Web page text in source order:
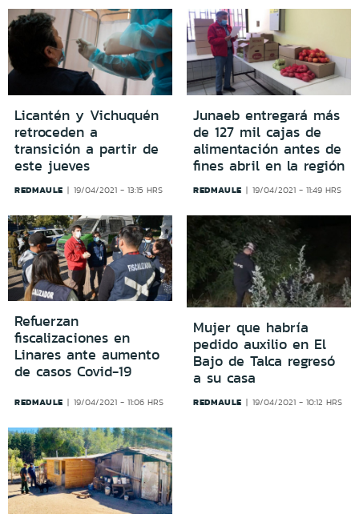
Licantén y Vichuquén
retroceden a
transición a partir de
este jueves
REDMAULE 19/04/2021 - 13:15 HRS
Junaeb entregará más
de 127 mil cajas de
alimentación antes de
fines abril en la región
REDMAULE 19/04/2021 - 11:49 HRS
Refuerzan
fiscalizaciones en
Linares ante aumento
de casos Covid-19
REDMAULE 19/04/2021 - 11:06 HRS
Mujer que habría
pedido auxilio en El
Bajo de Talca regresó
a su casa
REDMAULE 19/04/2021 - 10:12 HRS